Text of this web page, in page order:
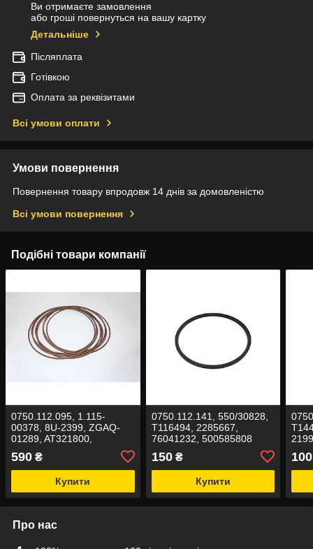
Ви отримаєте замовлення
або гроші повернуться на вашу картку
Детальніше
Післяплата
Готівкою
Оплата за реквізитами
Всі умови оплати
Умови повернення
Повернення товару впродовж 14 днів за домовленістю
Всі умови повернення
Подібні товари компанії
0750.112.095, 1.115-
00378, 8U-2399, ZGAQ-
01289, AT321800,
0052317790 Кільце
ущільнююче
590 ₴
Купити
0750.112.141, 550/30828,
T116494, 2285667,
76041232, 500585808
150₴
Купити
100
Про нас